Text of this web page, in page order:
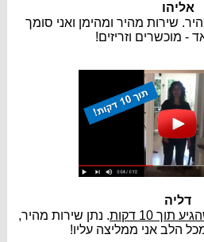
אליהו
שירות מהיר ומהימן ואני סומך
- מוכשרים וזריזים!
דליה
תוך 10 דקות
. נתן שירות מהיר,
הלב אני ממליצה עליו!